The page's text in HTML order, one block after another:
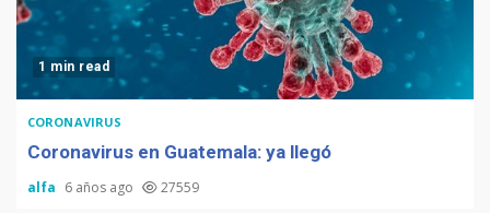
1 min read
CORONAVIRUS
Coronavirus en Guatemala: ya llegó
alfa 6 años ago 27559